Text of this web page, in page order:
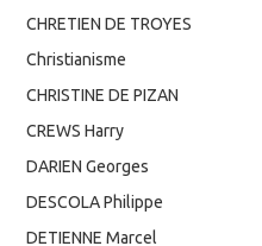
CHRETIEN DE TROYES
Christianisme
CHRISTINE DE PIZAN
CREWS Harry
DARIEN Georges
DESCOLA Philippe
DETIENNE Marcel